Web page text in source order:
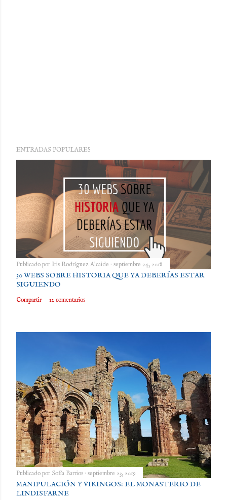
ENTRADAS POPULARES
Publicado por Iris Rodríguez Alcaide septiembre 24, 2018
30 WEBS SOBRE HISTORIA QUE YA DEBERÍAS ESTAR
SIGUIENDO
Compartir 12 comentarios
Publicado por Sofía Barrios septiembre 23, 2019
MANIPULACIÓN Y VIKINGOS: EL MONASTERIO DE
LINDISFARNE